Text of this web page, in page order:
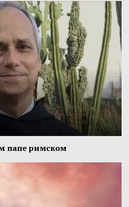
папе римском